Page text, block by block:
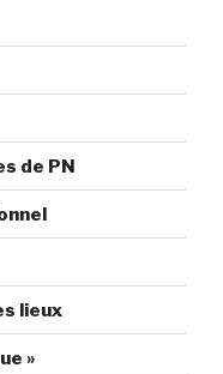
de PN
lieux
»